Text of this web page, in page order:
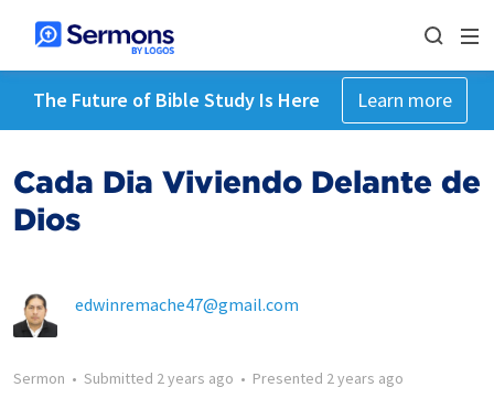
The Future of Bible Study Is Here Learn more
Cada Dia Viviendo Delante de
Dios
edwinremache47@gmail.com
Sermon • Submitted 2 years ago • Presented 2 years ago